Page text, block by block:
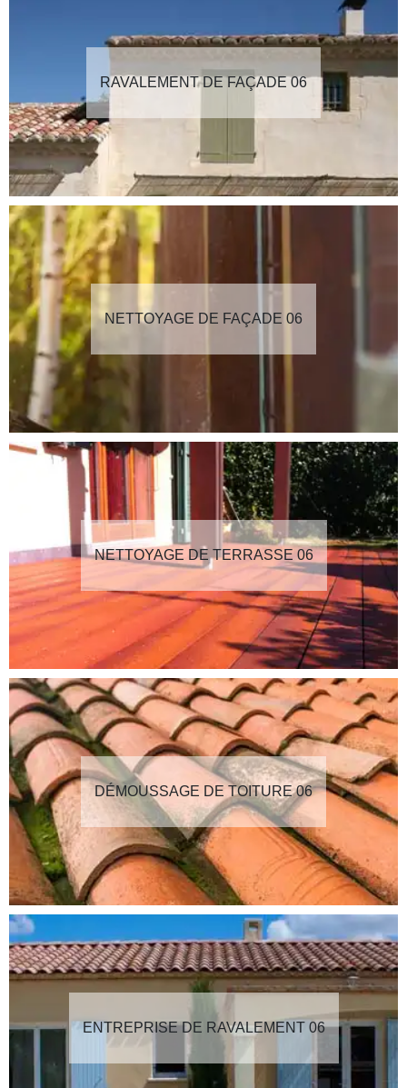
RAVALEMENT DE FAÇADE 06
NETTOYAGE DE FAÇADE 06
NETTOYAGE DE TERRASSE 06
DÉMOUSSAGE DE TOITURE 06
ENTREPRISE DE RAVALEMENT 06